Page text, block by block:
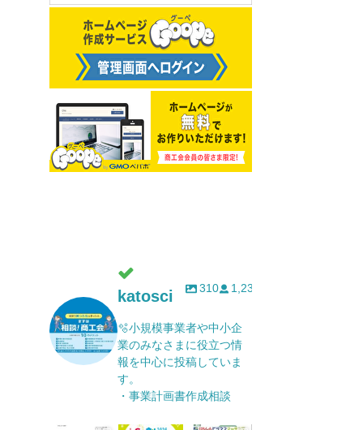
katosci 310 1,232
🫧小規模事業者や中小企
業のみなさまに役立つ情
報を中心に投稿していま
す。
・事業計画書作成相談